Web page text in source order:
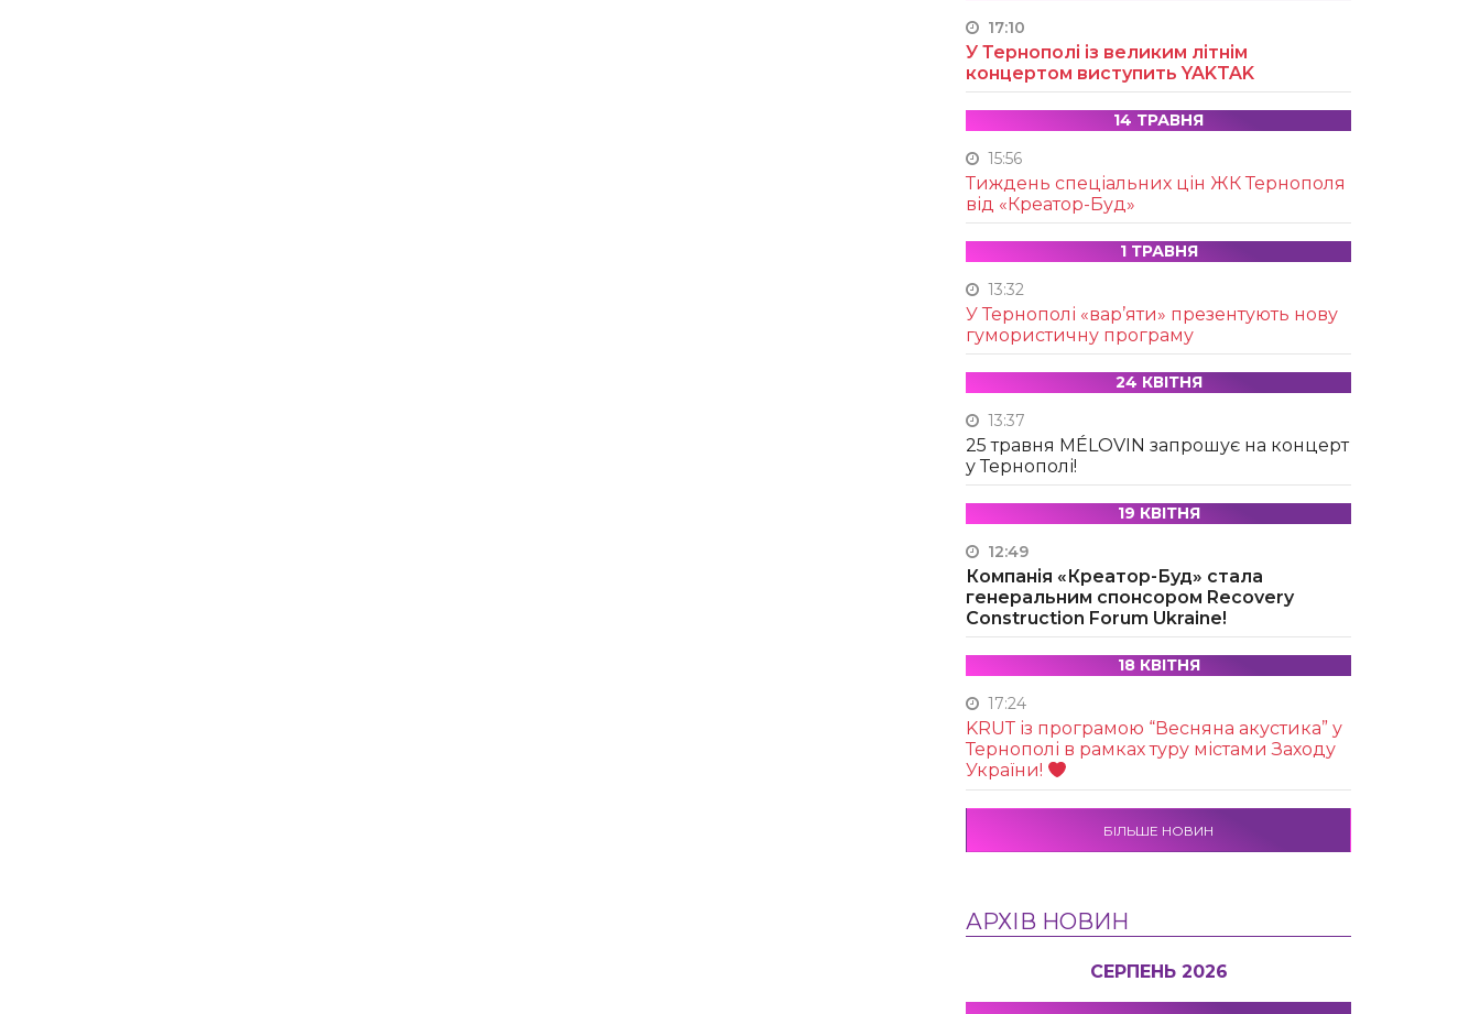
17:10
У Тернополі із великим літнім
концертом виступить YAKTAK
14 ТРАВНЯ
15:56
Тиждень спеціальних цін ЖК Тернополя
від «Креатор-Буд»
1 ТРАВНЯ
13:32
У Тернополі «вар’яти» презентують нову
гумористичну програму
24 КВІТНЯ
13:37
25 травня MÉLOVIN запрошує на концерт
у Тернополі!
19 КВІТНЯ
12:49
Компанія «Креатор-Буд» стала
генеральним спонсором Recovery
Construction Forum Ukraine!
18 КВІТНЯ
17:24
KRUТ із програмою “Весняна акустика” у
Тернополі в рамках туру містами Заходу
України!
БІЛЬШЕ НОВИН
АРХІВ НОВИН
СЕРПЕНЬ 2026